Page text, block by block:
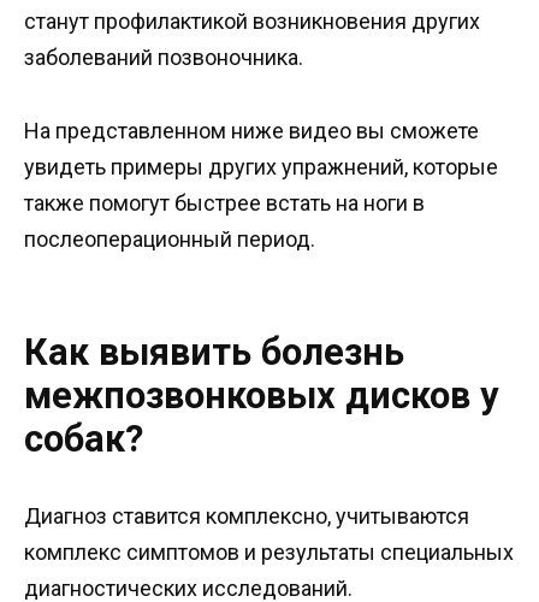
станут профилактикой возникновения других
заболеваний позвоночника.
На представленном ниже видео вы сможете
увидеть примеры других упражнений, которые
также помогут быстрее встать на ноги в
послеоперационный период.
Как выявить болезнь
межпозвонковых дисков у
собак?
Диагноз ставится комплексно, учитываются
комплекс симптомов и результаты специальных
диагностических исследований.